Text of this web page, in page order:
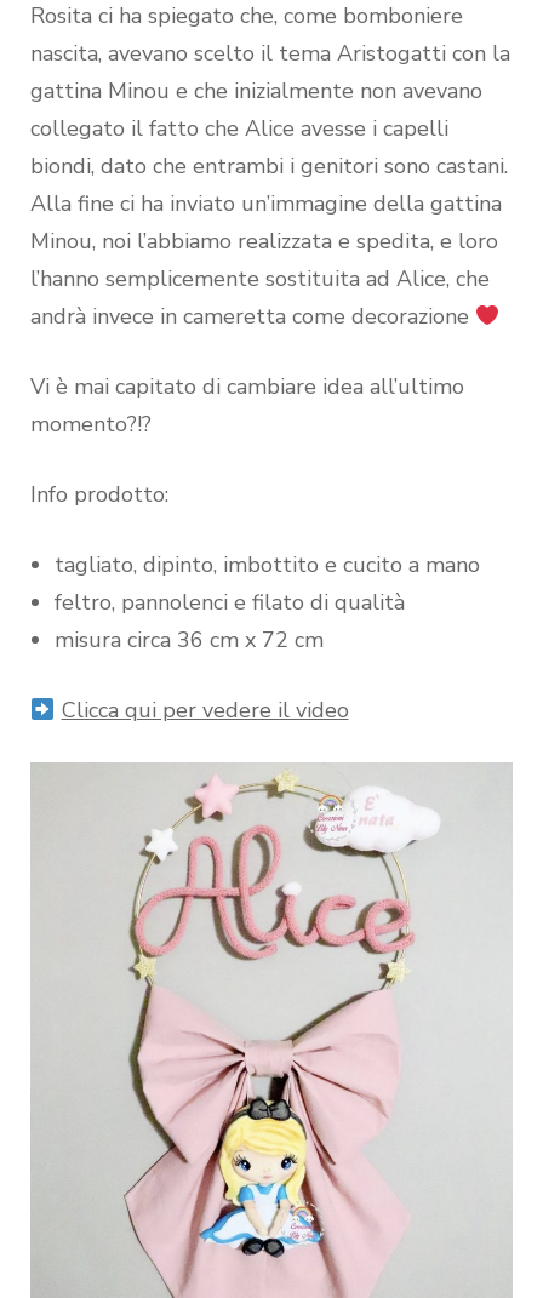
Rosita ci ha spiegato che, come bomboniere
nascita, avevano scelto il tema Aristogatti con la
gattina Minou e che inizialmente non avevano
collegato il fatto che Alice avesse i capelli
biondi, dato che entrambi i genitori sono castani.
Alla fine ci ha inviato un’immagine della gattina
Minou, noi l’abbiamo realizzata e spedita, e loro
l’hanno semplicemente sostituita ad Alice, che
andrà invece in cameretta come decorazione
Vi è mai capitato di cambiare idea all’ultimo
momento?!?
Info prodotto:
tagliato, dipinto, imbottito e cucito a mano
feltro, pannolenci e filato di qualità
misura circa 36 cm x 72 cm
Clicca qui per vedere il video